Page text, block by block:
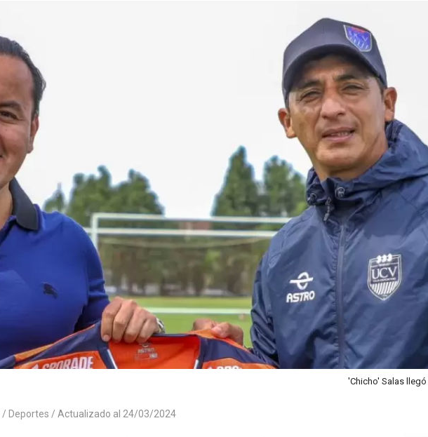
'Chicho' Salas llegó
/ Deportes / Actualizado al 24/03/2024